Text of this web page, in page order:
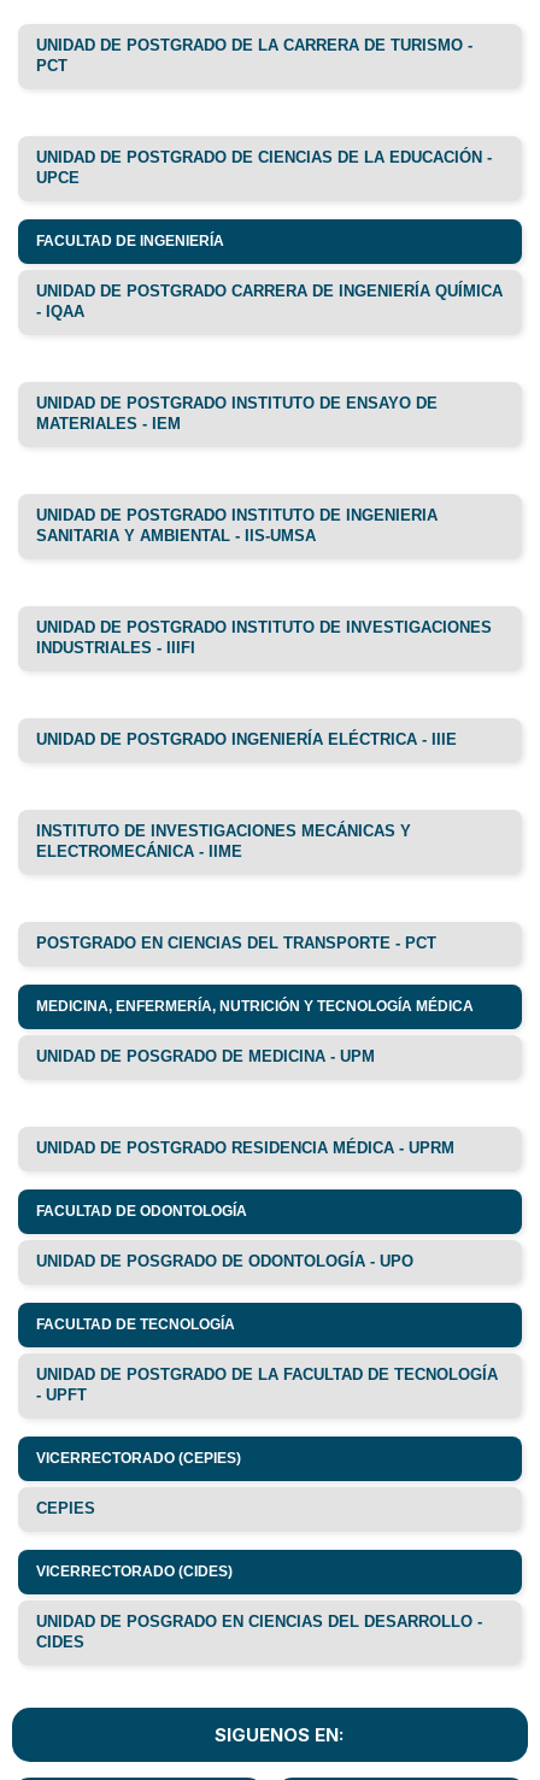
UNIDAD DE POSTGRADO DE LA CARRERA DE TURISMO -
PCT
UNIDAD DE POSTGRADO DE CIENCIAS DE LA EDUCACIÓN -
UPCE
FACULTAD DE INGENIERÍA
UNIDAD DE POSTGRADO CARRERA DE INGENIERÍA QUÍMICA
- IQAA
UNIDAD DE POSTGRADO INSTITUTO DE ENSAYO DE
MATERIALES - IEM
UNIDAD DE POSTGRADO INSTITUTO DE INGENIERIA
SANITARIA Y AMBIENTAL - IIS-UMSA
UNIDAD DE POSTGRADO INSTITUTO DE INVESTIGACIONES
INDUSTRIALES - IIIFI
UNIDAD DE POSTGRADO INGENIERÍA ELÉCTRICA - IIIE
INSTITUTO DE INVESTIGACIONES MECÁNICAS Y
ELECTROMECÁNICA - IIME
POSTGRADO EN CIENCIAS DEL TRANSPORTE - PCT
MEDICINA, ENFERMERÍA, NUTRICIÓN Y TECNOLOGÍA MÉDICA
UNIDAD DE POSGRADO DE MEDICINA - UPM
UNIDAD DE POSTGRADO RESIDENCIA MÉDICA - UPRM
FACULTAD DE ODONTOLOGÍA
UNIDAD DE POSGRADO DE ODONTOLOGÍA - UPO
FACULTAD DE TECNOLOGÍA
UNIDAD DE POSTGRADO DE LA FACULTAD DE TECNOLOGÍA
- UPFT
VICERRECTORADO (CEPIES)
CEPIES
VICERRECTORADO (CIDES)
UNIDAD DE POSGRADO EN CIENCIAS DEL DESARROLLO -
CIDES
SIGUENOS EN: